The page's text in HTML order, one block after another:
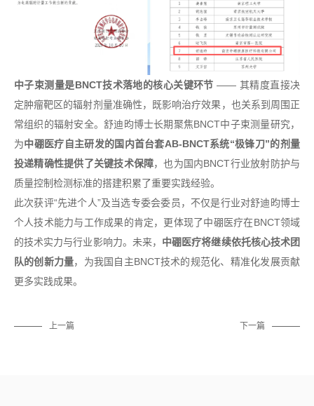
中子束测量是BNCT技术落地的核心关键环节 —— 其精度直接决
定肿瘤靶区的辐射剂量准确性，既影响治疗效果，也关系到周围正
常组织的辐射安全。舒迪昀博士长期聚焦BNCT中子束测量研究，
为中硼医疗自主研发的国内首台套AB-BNCT系统“极锋刀”的剂量
投递精确性提供了关键技术保障，也为国内BNCT行业放射防护与
质量控制检测标准的搭建积累了重要实践经验。
此次获评“先进个人”及当选专委会委员，不仅是行业对舒迪昀博士
个人技术能力与工作成果的肯定，更体现了中硼医疗在BNCT领域
的技术实力与行业影响力。未来， 中硼医疗将继续依托核心技术团
队的创新力量，为我国自主BNCT技术的规范化、精准化发展贡献
更多实践成果。
上一篇 下一篇